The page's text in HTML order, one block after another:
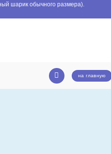
шарик обычного размера).
на главную